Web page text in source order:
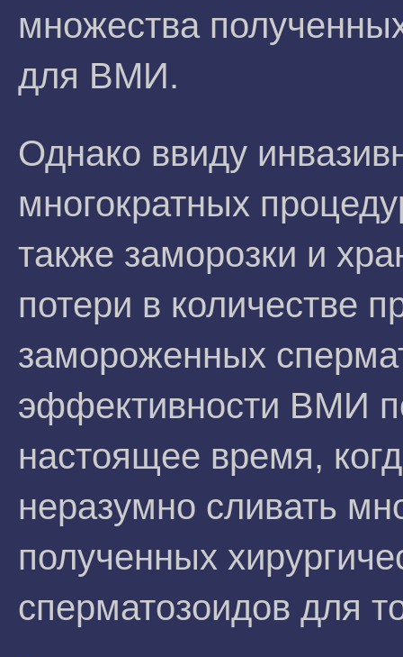
множества
для ВМИ.
Однако ввиду
многократных
также заморозки и
потери в количестве
замороженных
эффективности ВМИ
настоящее время,
неразумно сливать
полученных
сперматозоидов для